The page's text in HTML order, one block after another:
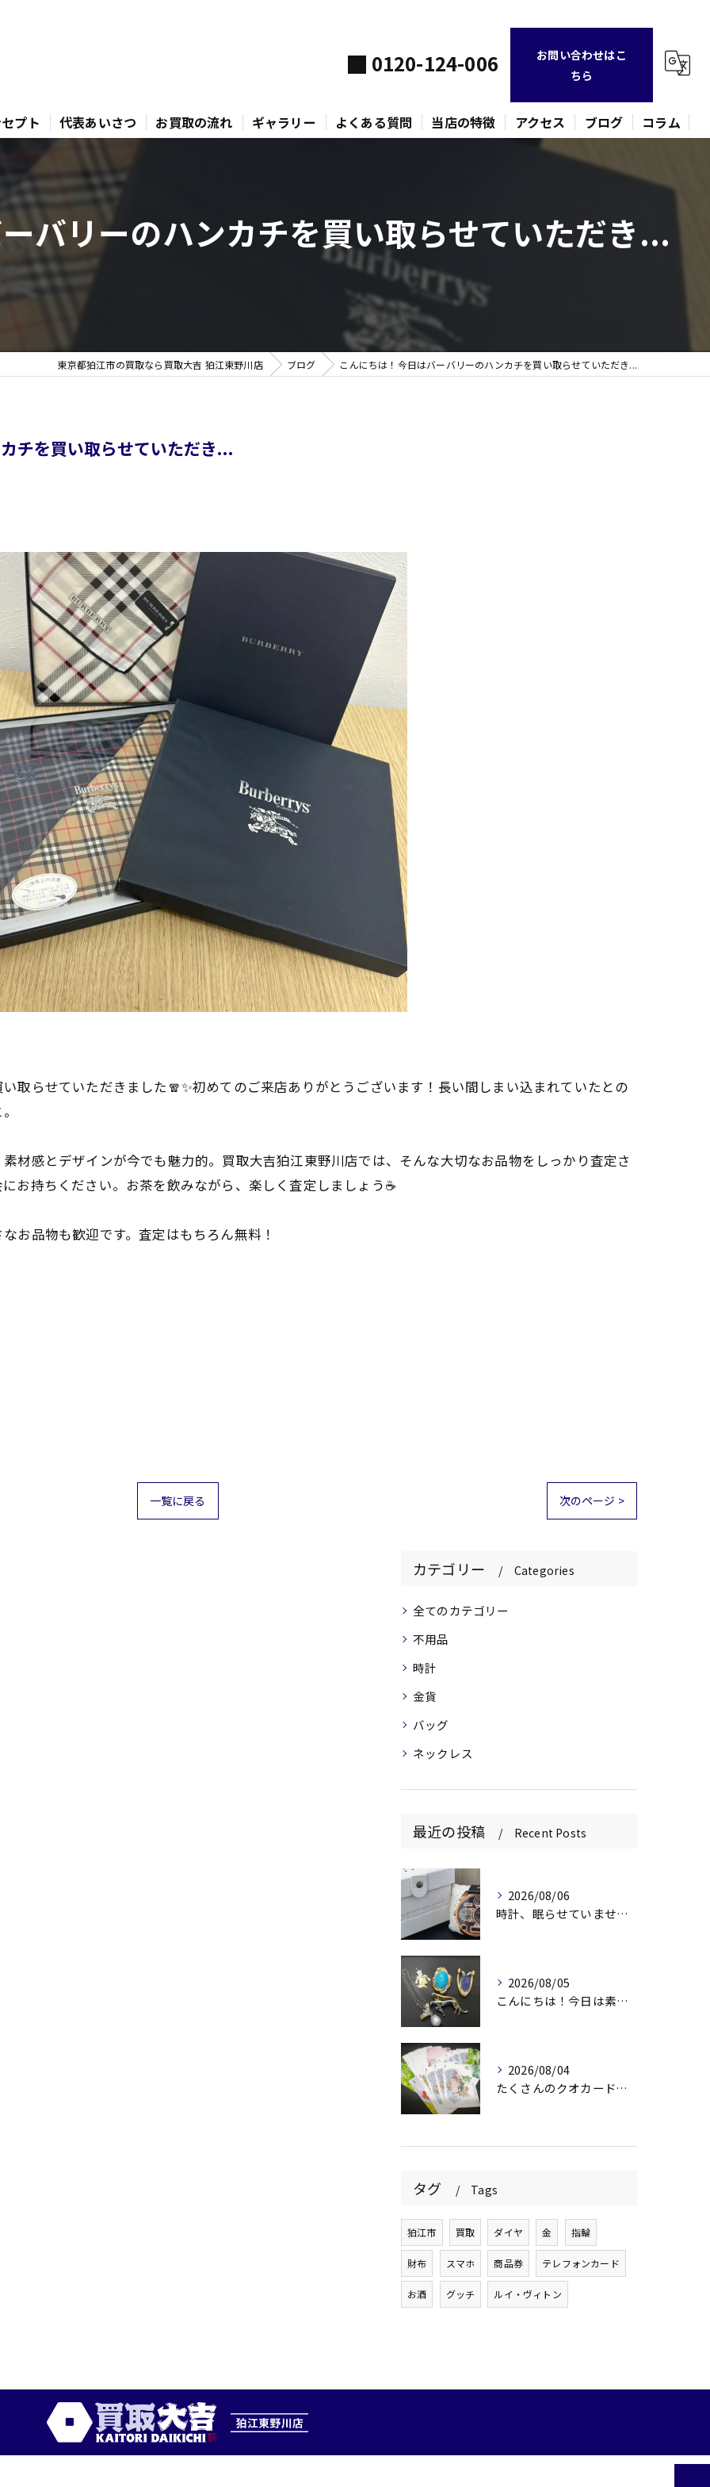
0120-124-006
お問い合わせはこ
ちら
プト 代表あいさつ お買取の流れ ギャラリー よくある質問 当店の特徴
時計
バッグ
ネックレス
アクセス ブログ コラム
バリーのハンカチを買い取らせていただき...
東京都狛江市の買取なら買取大吉 狛江東野川店 ブログ こんにちは！今日はバーバリーのハンカチを買い取らせていただき...
チを買い取らせていただき...
取らせていただきました🧣✨初めてのご来店ありがとうございます！長い間しまい込まれていたとの
材感とデザインが今でも魅力的。買取大吉狛江東野川店では、そんな大切なお品物をしっかり査定さ
お持ちください。お茶を飲みながら、楽しく査定しましょう☕
お品物も歓迎です。査定はもちろん無料！
一覧に戻る 次のページ >
カテゴリー Categories
全てのカテゴリー
不用品
時計
金貨
バッグ
ネックレス
最近の投稿 Recent Posts
2026/08/06
時計、眠らせていませんか？⌚️
2026/08/05
こんにちは！今日は素敵なアクセサリーをお買取りさせていただき...
2026/08/04
たくさんのクオカード、買い取らせていただきました😉 頂いたけ...
タグ Tags
狛江市 買取 ダイヤ 金 指輪
財布 スマホ 商品券 テレフォンカード
お酒 グッチ ルイ・ヴィトン